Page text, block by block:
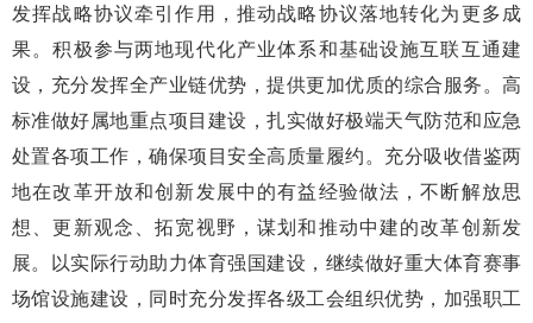
发挥战略协议牵引作用，推动战略协议落地转化为更多成
果。积极参与两地现代化产业体系和基础设施互联互通建
设，充分发挥全产业链优势，提供更加优质的综合服务。高
标准做好属地重点项目建设，扎实做好极端天气防范和应急
处置各项工作，确保项目安全高质量履约。充分吸收借鉴两
地在改革开放和创新发展中的有益经验做法，不断解放思
想、更新观念、拓宽视野，谋划和推动中建的改革创新发
展。以实际行动助力体育强国建设，继续做好重大体育赛事
场馆设施建设，同时充分发挥各级工会组织优势，加强职工